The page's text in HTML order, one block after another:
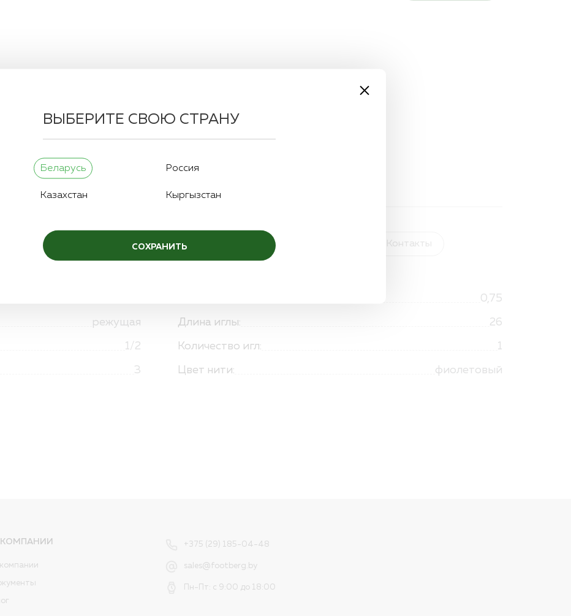
Аналоги Оплата и доставка Контакты
0,75
режущая Длина иглы: 26
1/2 Количество игл: 1
3 Цвет нити: фиолетовый
+375 (29) 185-04-48
sales@footberg.by
Пн-Пт: с 9:00 до 18:00
ВЫБЕРИТЕ СВОЮ СТРАНУ
Беларусь Россия
Казахстан Кыргызстан
СОХРАНИТЬ